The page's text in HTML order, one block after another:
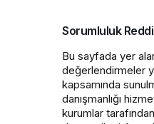
Sorumluluk Reddi
Bu sayfada yer
değerlendirmeler
kapsamında
danışmanlığı
kurumlar